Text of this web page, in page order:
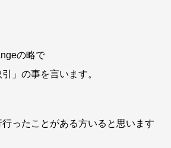
の略で
」の事を言います。
ったことがある方いると思います